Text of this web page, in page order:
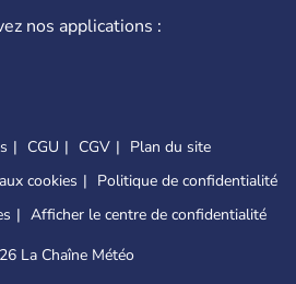
nos applications :
CGU CGV
Plan du site
cookies
Politique de confidentialité
Afficher le centre de confidentialité
La Chaîne Météo